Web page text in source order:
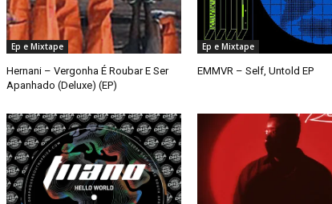
Ep e Mixtape
Hernani – Vergonha É Roubar E Ser
Apanhado (Deluxe) (EP)
Ep e Mixtape
EMMVR – Self, Untold EP